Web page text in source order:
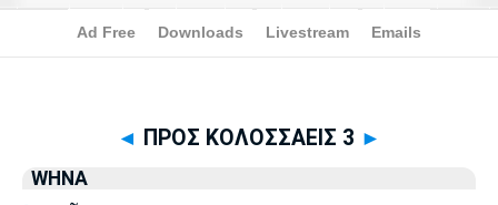
Biblia> WHNA> ΠΡΟΣ ΚΟΛΟΣΣΑΕΙΣ 3
◄ ΠΡΟΣ ΚΟΛΟΣΣΑΕΙΣ 3 ►
WHNA